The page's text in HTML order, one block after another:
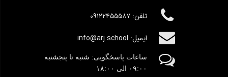
تلفن: ۰۹۱۲۲۴۵۵۵۸۷
ایمیل: info@arj.school
ساعات پاسخگویی: شنبه تا پنجشنبه
٠۹:۰۰ الی ١٨:٠٠